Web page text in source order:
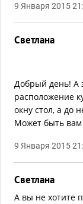
9 Января 2015
Светлана
Добрый день! А
расположение
окну стол, а до
Может быть
9 Января 2015
Светлана
А вы не хотите